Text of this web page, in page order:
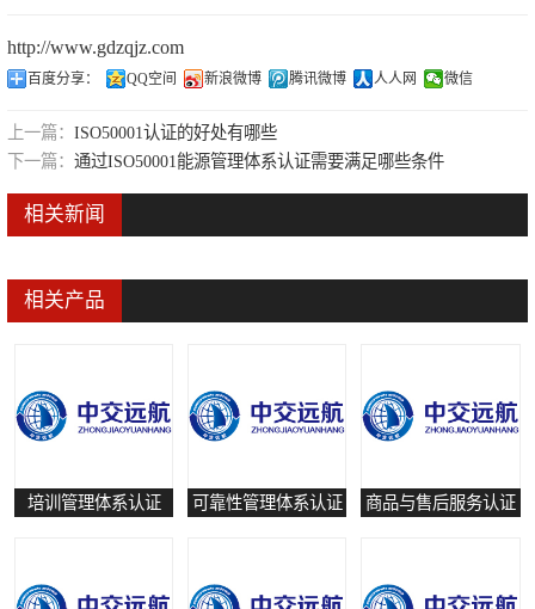
http://www.gdzqjz.com
百度分享： QQ空间 新浪微博 腾讯微博 人人网 微信
上一篇： ISO50001认证的好处有哪些
下一篇： 通过ISO50001能源管理体系认证需要满足哪些条件
相关新闻
相关产品
培训管理体系认证 可靠性管理体系认证 商品与售后服务认证
培训管理体系认证